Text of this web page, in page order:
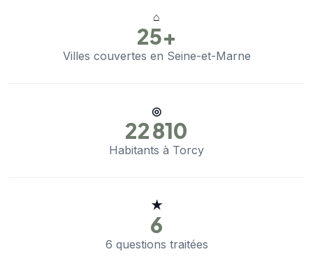
⌂
25+
Villes couvertes en Seine-et-Marne
◎
22 810
Habitants à Torcy
★
6
6 questions traitées